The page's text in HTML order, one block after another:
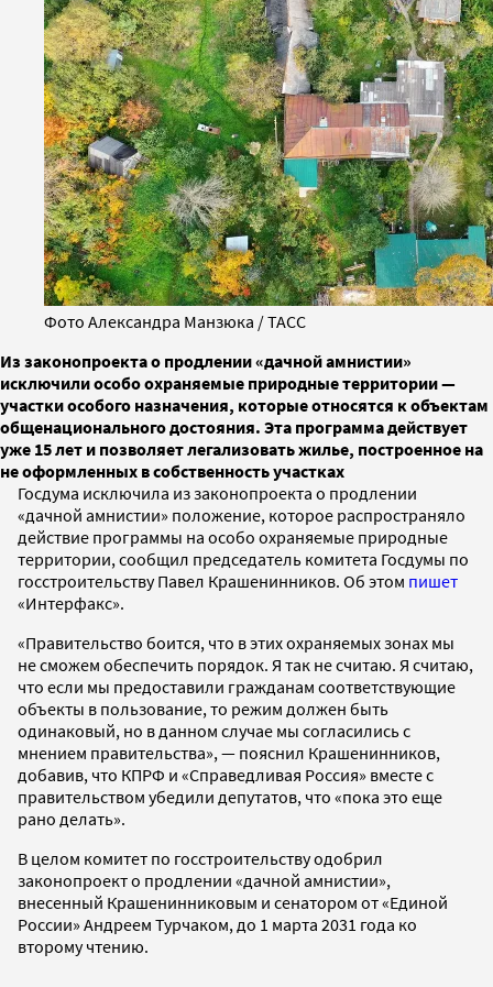
Фото Александра Манзюка / ТАСС
Из законопроекта о продлении «дачной амнистии»
исключили особо охраняемые природные территории —
участки особого назначения, которые относятся к объектам
общенационального достояния. Эта программа действует
уже 15 лет и позволяет легализовать жилье, построенное на
не оформленных в собственность участках
Госдума исключила из законопроекта о продлении
«дачной амнистии» положение, которое распространяло
действие программы на особо охраняемые природные
территории, сообщил председатель комитета Госдумы по
госстроительству Павел Крашенинников. Об этом пишет
«Интерфакс».
«Правительство боится, что в этих охраняемых зонах мы
не сможем обеспечить порядок. Я так не считаю. Я считаю,
что если мы предоставили гражданам соответствующие
объекты в пользование, то режим должен быть
одинаковый, но в данном случае мы согласились с
мнением правительства», — пояснил Крашенинников,
добавив, что КПРФ и «Справедливая Россия» вместе с
правительством убедили депутатов, что «пока это еще
рано делать».
В целом комитет по госстроительству одобрил
законопроект о продлении «дачной амнистии»,
внесенный Крашенинниковым и сенатором от «Единой
России» Андреем Турчаком, до 1 марта 2031 года ко
второму чтению.